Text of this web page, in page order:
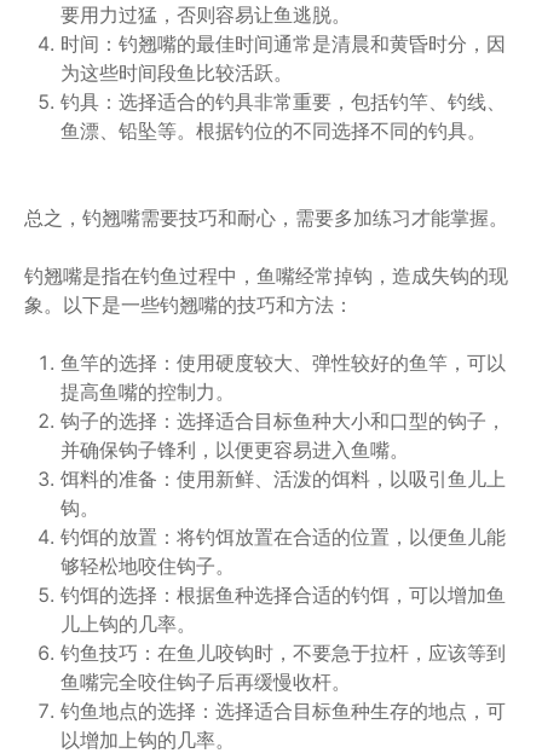
要用力过猛，否则容易让鱼逃脱。
时间：钓翘嘴的最佳时间通常是清晨和黄昏时分，因
为这些时间段鱼比较活跃。
钓具：选择适合的钓具非常重要，包括钓竿、钓线、
鱼漂、铅坠等。根据钓位的不同选择不同的钓具。
总之，钓翘嘴需要技巧和耐心，需要多加练习才能掌握。
钓翘嘴是指在钓鱼过程中，鱼嘴经常掉钩，造成失钩的现
象。以下是一些钓翘嘴的技巧和方法：
鱼竿的选择：使用硬度较大、弹性较好的鱼竿，可以
提高鱼嘴的控制力。
钩子的选择：选择适合目标鱼种大小和口型的钩子，
并确保钩子锋利，以便更容易进入鱼嘴。
饵料的准备：使用新鲜、活泼的饵料，以吸引鱼儿上
钩。
钓饵的放置：将钓饵放置在合适的位置，以便鱼儿能
够轻松地咬住钩子。
钓饵的选择：根据鱼种选择合适的钓饵，可以增加鱼
儿上钩的几率。
钓鱼技巧：在鱼儿咬钩时，不要急于拉杆，应该等到
鱼嘴完全咬住钩子后再缓慢收杆。
钓鱼地点的选择：选择适合目标鱼种生存的地点，可
以增加上钩的几率。